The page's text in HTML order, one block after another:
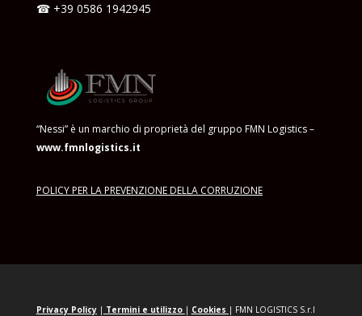
☎ +39 0586 1942945
“Nessi” è un marchio di proprietà del gruppo FMN Logistics –
www.fmnlogistics.it
POLICY PER LA PREVENZIONE DELLA CORRUZIONE
Privacy Policy| Termini e utilizzo | Cookies | FMN LOGISTICS S.r.l